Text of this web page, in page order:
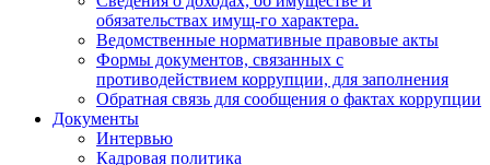
обязательствах имущ-го характера.
Ведомственные нормативные правовые акты
Формы документов, связанных с
противодействием коррупции, для заполнения
Обратная связь для сообщения о фактах коррупции
Документы
Интервью
Кадровая политика